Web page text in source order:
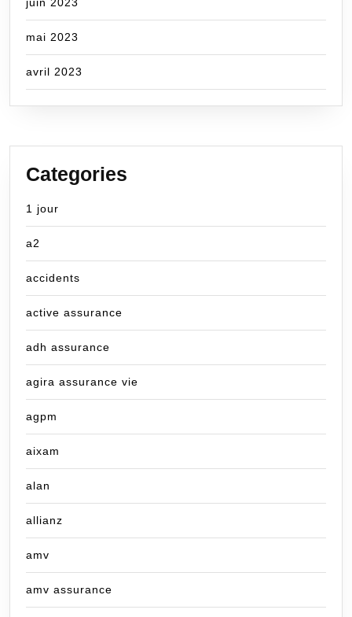
juin 2023
mai 2023
avril 2023
Categories
1 jour
a2
accidents
active assurance
adh assurance
agira assurance vie
agpm
aixam
alan
allianz
amv
amv assurance